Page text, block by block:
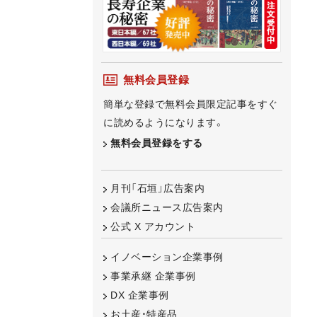
無料会員登録
簡単な登録で無料会員限定記事をすぐ
に読めるようになります。
無料会員登録をする
月刊「石垣」広告案内
会議所ニュース広告案内
公式 X アカウント
イノベーション企業事例
事業承継 企業事例
DX 企業事例
お土産・特産品